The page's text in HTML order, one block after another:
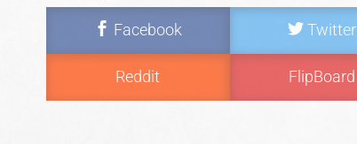
Facebook Twitter
Reddit FlipBoard